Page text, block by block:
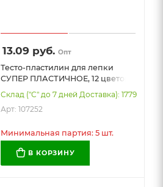
13.09 руб. Опт
Тесто-пластилин для лепки
СУПЕР ПЛАСТИЧНОЕ, 12 цветов,
600 г, в пластиковом
контейнере, формочки,
BAMBOX (БАМБОКС), 107252
Склад ("С" до 7 дней Доставка): 1779
Арт: 107252
Минимальная партия: 5 шт.
В КОРЗИНУ